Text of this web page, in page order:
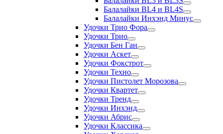
Балалайки BL4 и BL4S
Балалайки Инхэнд Минус
Удочки Трио Фора
Удочки Трио
Удочки Бен Ган
Удочки Аскет
Удочки Фокстрот
Удочки Техно
Удочки Пистолет Морозова
Удочки Квартет
Удочки Тренд
Удочки Инхэнд
Удочки Абрис
Удочки Классика